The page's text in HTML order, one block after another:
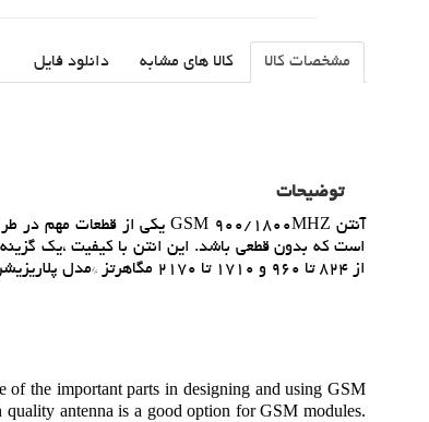
مشخصات کالا کالا های مشابه دانلود فایل
توضیحات
از 824 تا 960 و 1710 تا 2170 مگاهرتز *مدل پلاريزيشن از نوع خطي *کاربرد ها : * پروژه هاي IOT *دستگاه هاي مانيتورينگ و کنترلينگ و ...
of the important parts in designing and using GSM
antenna is a good option for GSM modules.